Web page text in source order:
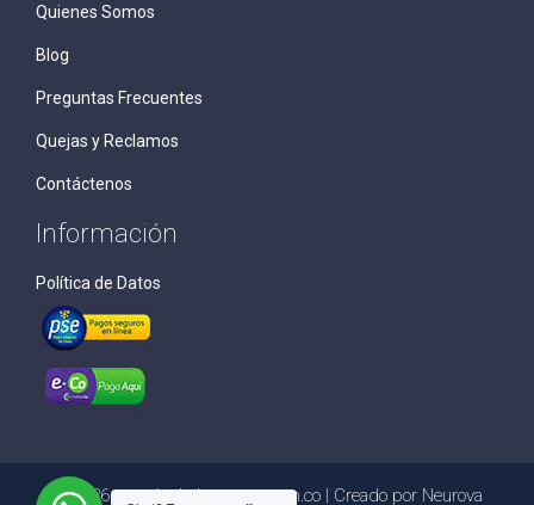
Quienes Somos
Blog
Preguntas Frecuentes
Quejas y Reclamos
Contáctenos
Información
Política de Datos
© 2026 cargologisticsystem.com.co | Creado por Neurova